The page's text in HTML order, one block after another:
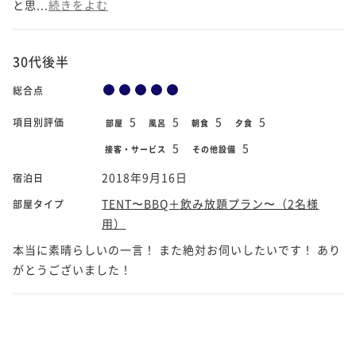
と思... 続きをよむ
30代後半
総合点
項目別評価 部屋 5 風呂 5 朝食 5 夕食 5
接客・サービス 5 その他設備 5
宿泊日 2018年9月16日
部屋タイプ
TENT〜BBQ＋飲み放題プラン〜（2名様
用）
本当に素晴らしいの一言！ また絶対お伺いしたいです！ あり
がとうございました！